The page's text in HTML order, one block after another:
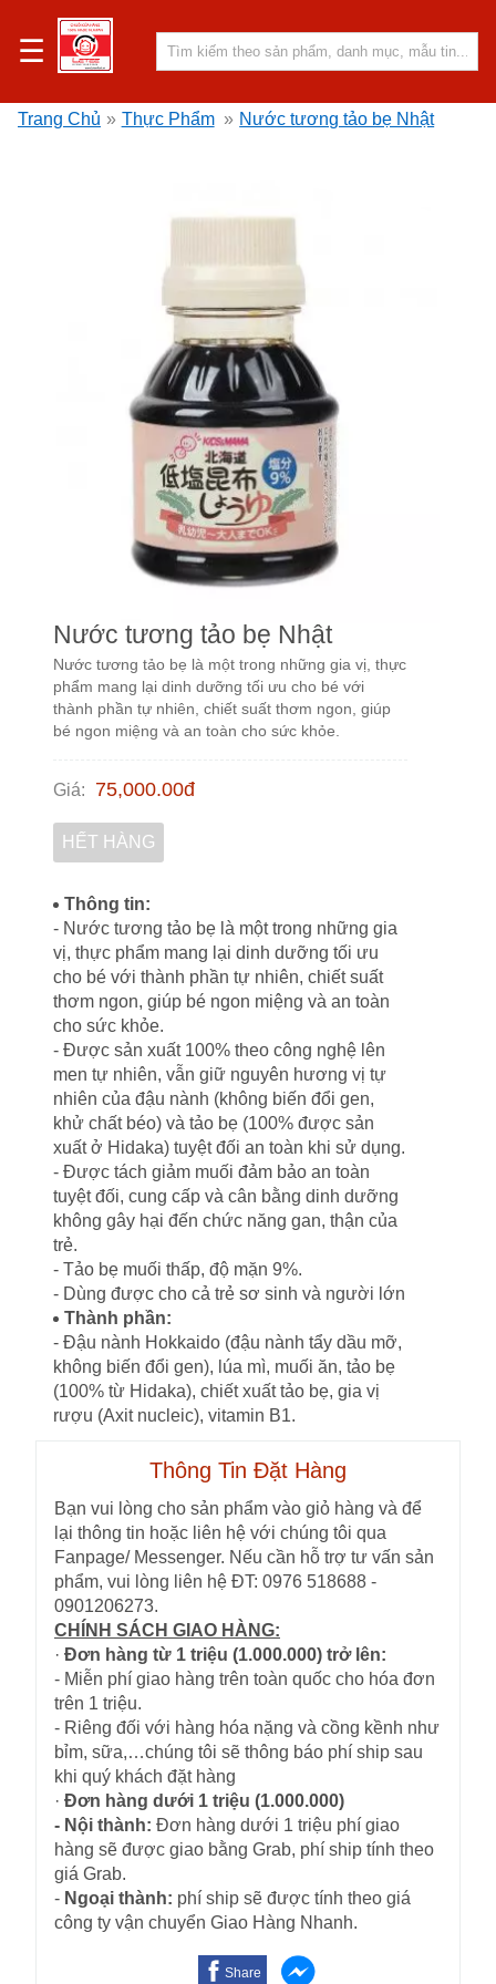
☰
Trang Chủ » Thực Phẩm » Nước tương tảo bẹ Nhật
Nước tương tảo bẹ Nhật
Nước tương tảo bẹ là một trong những gia vị, thực
phẩm mang lại dinh dưỡng tối ưu cho bé với
thành phần tự nhiên, chiết suất thơm ngon, giúp
bé ngon miệng và an toàn cho sức khỏe.
Giá: 75,000.00đ
HẾT HÀNG
Thông tin:
- Nước tương tảo bẹ là một trong những gia
vị, thực phẩm mang lại dinh dưỡng tối ưu
cho bé với thành phần tự nhiên, chiết suất
thơm ngon, giúp bé ngon miệng và an toàn
cho sức khỏe.
- Được sản xuất 100% theo công nghệ lên
men tự nhiên, vẫn giữ nguyên hương vị tự
nhiên của đậu nành (không biến đổi gen,
khử chất béo) và tảo bẹ (100% được sản
xuất ở Hidaka) tuyệt đối an toàn khi sử dụng.
- Được tách giảm muối đảm bảo an toàn
tuyệt đối, cung cấp và cân bằng dinh dưỡng
không gây hại đến chức năng gan, thận của
trẻ.
- Tảo bẹ muối thấp, độ mặn 9%.
- Dùng được cho cả trẻ sơ sinh và người lớn
Thành phần:
- Đậu nành Hokkaido (đậu nành tẩy dầu mỡ,
không biến đổi gen), lúa mì, muối ăn, tảo bẹ
(100% từ Hidaka), chiết xuất tảo bẹ, gia vị
rượu (Axit nucleic), vitamin B1.
Thông Tin Đặt Hàng
Bạn vui lòng cho sản phẩm vào giỏ hàng và để
lại thông tin hoặc liên hệ với chúng tôi qua
Fanpage/ Messenger. Nếu cần hỗ trợ tư vấn sản
phẩm, vui lòng liên hệ ĐT: 0976 518688 -
0901206273.
CHÍNH SÁCH GIAO HÀNG:
· Đơn hàng từ 1 triệu (1.000.000) trở lên:
- Miễn phí giao hàng trên toàn quốc cho hóa đơn
trên 1 triệu.
- Riêng đối với hàng hóa nặng và cồng kềnh như
bỉm, sữa,…chúng tôi sẽ thông báo phí ship sau
khi quý khách đặt hàng
· Đơn hàng dưới 1 triệu (1.000.000)
- Nội thành: Đơn hàng dưới 1 triệu phí giao
hàng sẽ được giao bằng Grab, phí ship tính theo
giá Grab.
- Ngoại thành: phí ship sẽ được tính theo giá
công ty vận chuyển Giao Hàng Nhanh.
Share